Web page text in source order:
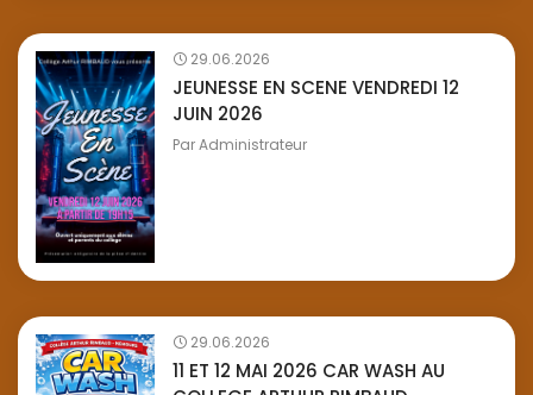
29.06.2026
JEUNESSE EN SCENE VENDREDI 12
JUIN 2026
ParAdministrateur
29.06.2026
11 ET 12 MAI 2026 CAR WASH AU